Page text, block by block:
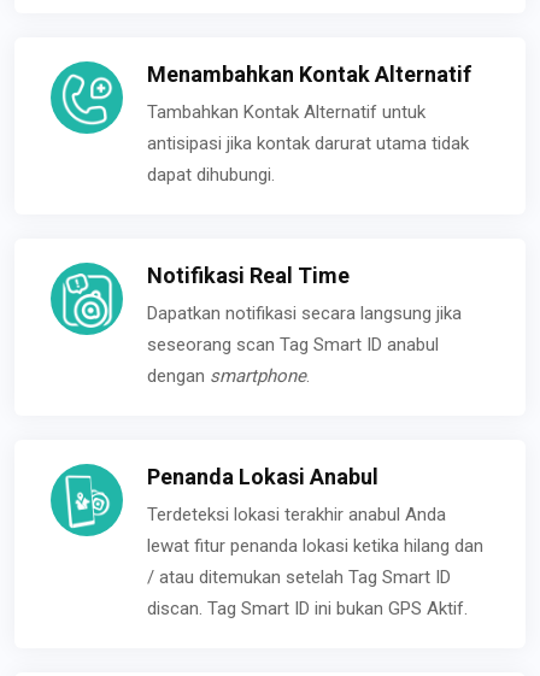
Menambahkan Kontak Alternatif
Tambahkan Kontak Alternatif untuk
antisipasi jika kontak darurat utama tidak
dapat dihubungi.
Notifikasi Real Time
Dapatkan notifikasi secara langsung jika
seseorang scan Tag Smart ID anabul
dengan smartphone.
Penanda Lokasi Anabul
Terdeteksi lokasi terakhir anabul Anda
lewat fitur penanda lokasi ketika hilang dan
/ atau ditemukan setelah Tag Smart ID
discan. Tag Smart ID ini bukan GPS Aktif.